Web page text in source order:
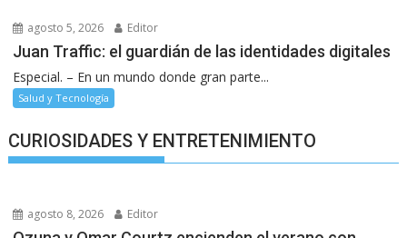
agosto 5, 2026 Editor
Juan Traffic: el guardián de las identidades digitales
Especial. – En un mundo donde gran parte...
Salud y Tecnología
CURIOSIDADES Y ENTRETENIMIENTO
agosto 8, 2026 Editor